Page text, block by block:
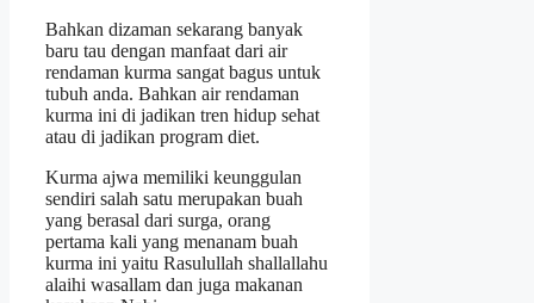
Bahkan dizaman sekarang banyak
baru tau dengan manfaat dari air
rendaman kurma sangat bagus untuk
tubuh anda. Bahkan air rendaman
kurma ini di jadikan tren hidup sehat
atau di jadikan program diet.
Kurma ajwa memiliki keunggulan
sendiri salah satu merupakan buah
yang berasal dari surga, orang
pertama kali yang menanam buah
kurma ini yaitu Rasulullah shallallahu
alaihi wasallam dan juga makanan